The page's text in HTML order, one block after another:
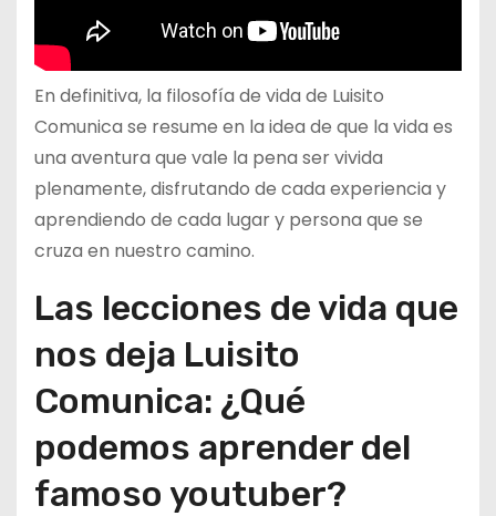
En definitiva, la filosofía de vida de Luisito
Comunica se resume en la idea de que la vida es
una aventura que vale la pena ser vivida
plenamente, disfrutando de cada experiencia y
aprendiendo de cada lugar y persona que se
cruza en nuestro camino.
Las lecciones de vida que
nos deja Luisito
Comunica: ¿Qué
podemos aprender del
famoso youtuber?